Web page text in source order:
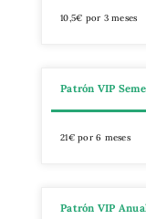
10,5€ por 3 meses
Patrón VIP
21€ por 6 meses
Patrón VIP